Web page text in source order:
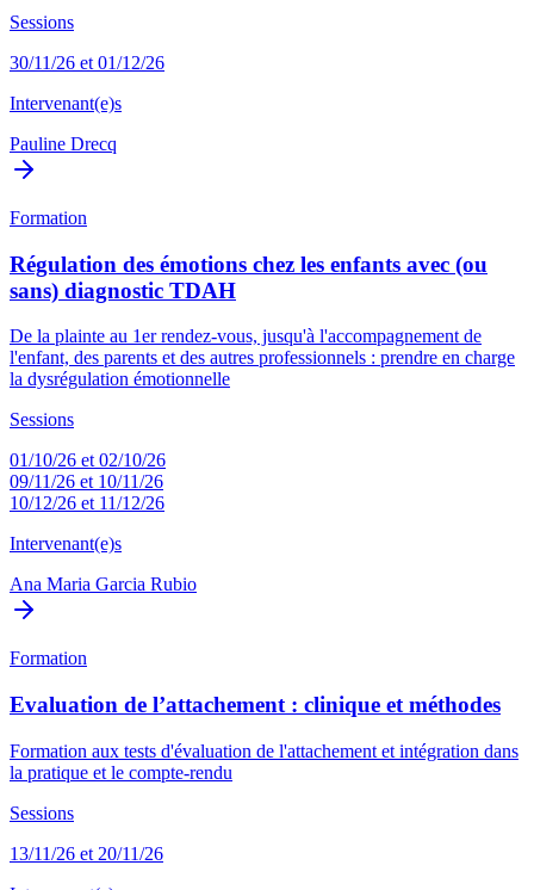
Sessions
30/11/26 et 01/12/26
Intervenant(e)s
Pauline Drecq
Formation
Régulation des émotions chez les enfants avec (ou
sans) diagnostic TDAH
De la plainte au 1er rendez-vous, jusqu'à l'accompagnement de
l'enfant, des parents et des autres professionnels : prendre en charge
la dysrégulation émotionnelle
Sessions
01/10/26 et 02/10/26
09/11/26 et 10/11/26
10/12/26 et 11/12/26
Intervenant(e)s
Ana Maria Garcia Rubio
Formation
Evaluation de l’attachement : clinique et méthodes
Formation aux tests d'évaluation de l'attachement et intégration dans
la pratique et le compte-rendu
Sessions
13/11/26 et 20/11/26